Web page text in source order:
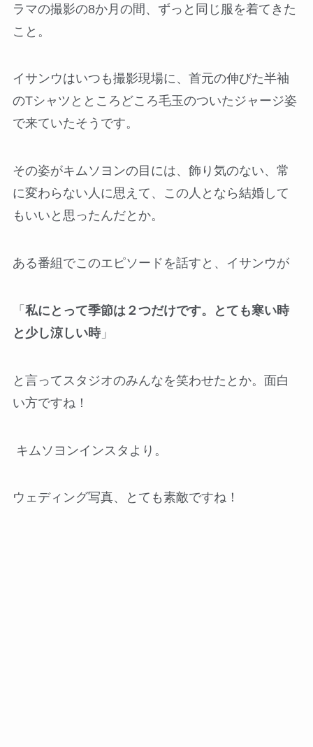
ラマの撮影の8か月の間、ずっと同じ服を着てきた
こと。
イサンウはいつも撮影現場に、首元の伸びた半袖
のTシャツとところどころ毛玉のついたジャージ姿
で来ていたそうです。
その姿がキムソヨンの目には、飾り気のない、常
に変わらない人に思えて、この人となら結婚して
もいいと思ったんだとか。
ある番組でこのエピソードを話すと、イサンウが
「 私にとって季節は２つだけです。とても寒い時
と少し涼しい時」
と言ってスタジオのみんなを笑わせたとか。面白
い方ですね！
キムソヨンインスタより。
ウェディング写真、とても素敵ですね！